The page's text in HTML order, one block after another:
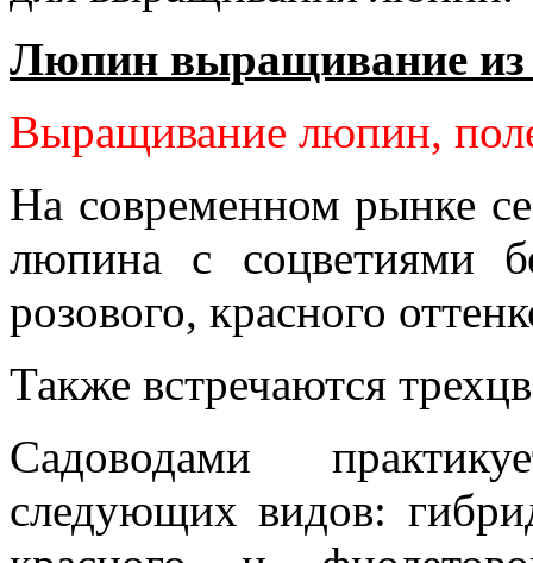
Люпин выращивание из
Выращивание люпин,
На современном рынке
люпина с соцветиями
розового, красного
Также встречаются
Садоводами
следующих видов: